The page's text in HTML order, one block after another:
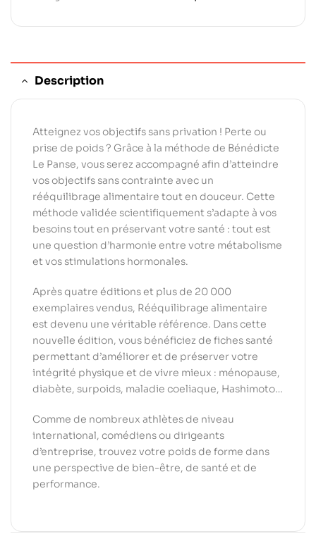
Description
Atteignez vos objectifs sans privation ! Perte ou
prise de poids ? Grâce à la méthode de Bénédicte
Le Panse, vous serez accompagné afin d’atteindre
vos objectifs sans contrainte avec un
rééquilibrage alimentaire tout en douceur. Cette
méthode validée scientifiquement s’adapte à vos
besoins tout en préservant votre santé : tout est
une question d’harmonie entre votre métabolisme
et vos stimulations hormonales.
Après quatre éditions et plus de 20 000
exemplaires vendus, Rééquilibrage alimentaire
est devenu une véritable référence. Dans cette
nouvelle édition, vous bénéficiez de fiches santé
permettant d’améliorer et de préserver votre
intégrité physique et de vivre mieux : ménopause,
diabète, surpoids, maladie coeliaque, Hashimoto…
Comme de nombreux athlètes de niveau
international, comédiens ou dirigeants
d’entreprise, trouvez votre poids de forme dans
une perspective de bien-être, de santé et de
performance.